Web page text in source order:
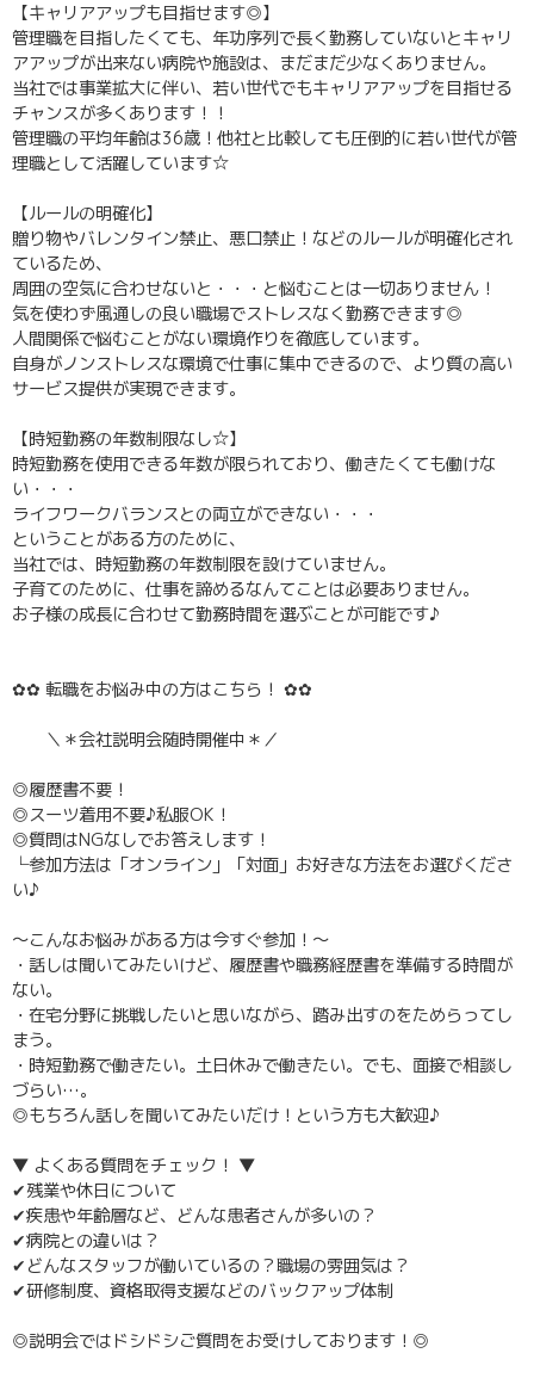
【キャリアアップも目指せます◎】
管理職を目指したくても、年功序列で長く勤務していないとキャリ
アアップが出来ない病院や施設は、まだまだ少なくありません。
当社では事業拡大に伴い、若い世代でもキャリアアップを目指せる
チャンスが多くあります！！
管理職の平均年齢は36歳！他社と比較しても圧倒的に若い世代が管
理職として活躍しています☆
【ルールの明確化】
贈り物やバレンタイン禁止、悪口禁止！などのルールが明確化され
ているため、
周囲の空気に合わせないと・・・と悩むことは一切ありません！
気を使わず風通しの良い職場でストレスなく勤務できます◎
人間関係で悩むことがない環境作りを徹底しています。
自身がノンストレスな環境で仕事に集中できるので、より質の高い
サービス提供が実現できます。
【時短勤務の年数制限なし☆】
時短勤務を使用できる年数が限られており、働きたくても働けな
い・・・
ライフワークバランスとの両立ができない・・・
ということがある方のために、
当社では、時短勤務の年数制限を設けていません。
子育てのために、仕事を諦めるなんてことは必要ありません。
お子様の成長に合わせて勤務時間を選ぶことが可能です♪
✿✿ 転職をお悩み中の方はこちら！ ✿✿
＼＊会社説明会随時開催中＊／
◎履歴書不要！
◎スーツ着用不要♪私服OK！
◎質問はNGなしでお答えします！
└参加方法は「オンライン」「対面」お好きな方法をお選びくださ
い♪
～こんなお悩みがある方は今すぐ参加！～
・話しは聞いてみたいけど、履歴書や職務経歴書を準備する時間が
ない。
・在宅分野に挑戦したいと思いながら、踏み出すのをためらってし
まう。
・時短勤務で働きたい。土日休みで働きたい。でも、面接で相談し
づらい…。
◎もちろん話しを聞いてみたいだけ！という方も大歓迎♪
▼ よくある質問をチェック！ ▼
✔残業や休日について
✔疾患や年齢層など、どんな患者さんが多いの？
✔病院との違いは？
✔どんなスタッフが働いているの？職場の雰囲気は？
✔研修制度、資格取得支援などのバックアップ体制
◎説明会ではドシドシご質問をお受けしております！◎